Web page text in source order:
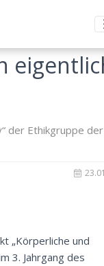
der Ethikgruppe der
„Körperliche und
3. Jahrgang des